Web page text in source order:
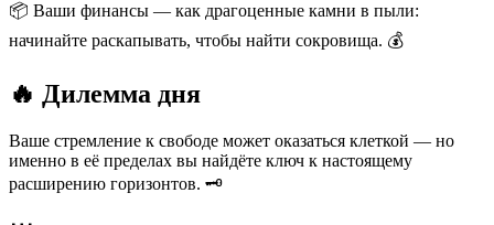
📦 Ваши финансы — как драгоценные камни в пыли:
начинайте раскапывать, чтобы найти сокровища. 💰
🔥 Дилемма дня
Ваше стремление к свободе может оказаться клеткой — но
именно в её пределах вы найдёте ключ к настоящему
расширению горизонтов. 🗝️